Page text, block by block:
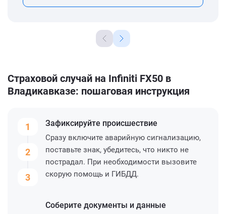
Страховой случай на Infiniti FX50 в
Владикавказе: пошаговая инструкция
1
2
3
Зафиксируйте происшествие
Сразу включите аварийную сигнализацию,
поставьте знак, убедитесь, что никто не
пострадал. При необходимости вызовите
скорую помощь и ГИБДД.
Соберите документы и данные